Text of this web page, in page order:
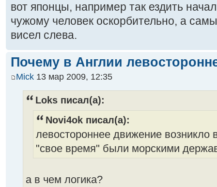
вот японцы, например так ездить
чужому человек оскорбительно, а
висел слева.
Почему в Англии
Mick 13 мар 2009, 12:35
Loks писал(а):
Novi4ok писал(а):
левостороннее движение возникло
"свое время" были морскими
а в чем логика?